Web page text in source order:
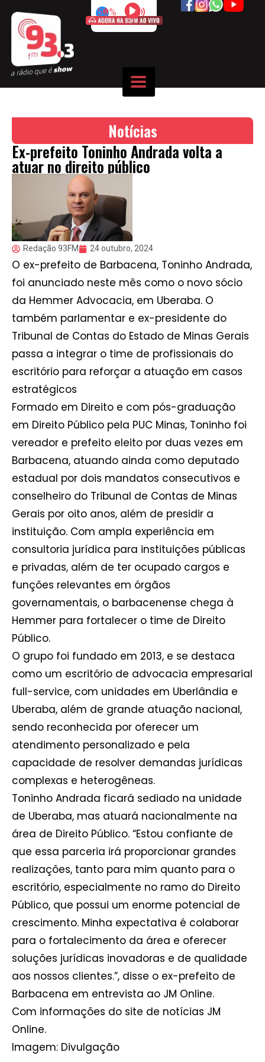
50%
Notícias
Ex-prefeito Toninho Andrada volta a
atuar no direito público
Redação 93FM 24 outubro, 2024
O ex-prefeito de Barbacena, Toninho Andrada,
foi anunciado neste mês como o novo sócio
da Hemmer Advocacia, em Uberaba. O
também parlamentar e ex-presidente do
Tribunal de Contas do Estado de Minas Gerais
passa a integrar o time de profissionais do
escritório para reforçar a atuação em casos
estratégicos
Formado em Direito e com pós-graduação
em Direito Público pela PUC Minas, Toninho foi
vereador e prefeito eleito por duas vezes em
Barbacena, atuando ainda como deputado
estadual por dois mandatos consecutivos e
conselheiro do Tribunal de Contas de Minas
Gerais por oito anos, além de presidir a
instituição. Com ampla experiência em
consultoria jurídica para instituições públicas
e privadas, além de ter ocupado cargos e
funções relevantes em órgãos
governamentais, o barbacenense chega à
Hemmer para fortalecer o time de Direito
Público.
O grupo foi fundado em 2013, e se destaca
como um escritório de advocacia empresarial
full-service, com unidades em Uberlândia e
Uberaba, além de grande atuação nacional,
sendo reconhecida por oferecer um
atendimento personalizado e pela
capacidade de resolver demandas jurídicas
complexas e heterogêneas.
Toninho Andrada ficará sediado na unidade
de Uberaba, mas atuará nacionalmente na
área de Direito Público. “Estou confiante de
que essa parceria irá proporcionar grandes
realizações, tanto para mim quanto para o
escritório, especialmente no ramo do Direito
Público, que possui um enorme potencial de
crescimento. Minha expectativa é colaborar
para o fortalecimento da área e oferecer
soluções jurídicas inovadoras e de qualidade
aos nossos clientes.”, disse o ex-prefeito de
Barbacena em entrevista ao JM Online.
Com informações do site de notícias JM
Online.
Imagem: Divulgação